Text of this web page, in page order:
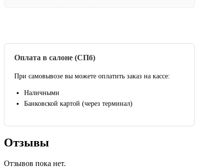
Оплата в салоне (СПб)
При самовывозе вы можете оплатить заказ на кассе:
Наличными
Банковской картой (через терминал)
Отзывы
Отзывов пока нет.